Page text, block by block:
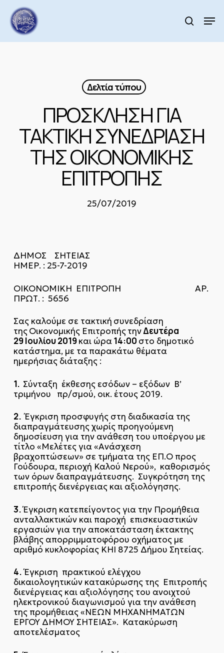
main
content
search
Δελτία τύπου
ΠΡΟΣΚΛΗΣΗ ΓΙΑ
ΤΑΚΤΙΚΗ ΣΥΝΕΔΡΙΑΣΗ
ΤΗΣ ΟΙΚΟΝΟΜΙΚΗΣ
ΕΠΙΤΡΟΠΗΣ
25/07/2019
ΔΗΜΟΣ ΣΗΤΕΙΑΣ
ΗΜΕΡ. : 25-7-2019
ΟΙΚΟΝΟΜΙΚΗ ΕΠΙΤΡΟΠΗ ΑΡ.
ΠΡΩΤ. : 5656
Σας καλούμε σε τακτική συνεδρίαση
τηςΟικονομικής ΕπιτροπήςτηνΔευτέρα
29Ιουλίου 2019και ώρα14:00 στο δημοτικό
κατάστημα, με τα παρακάτω θέματα
ημερήσιας διάταξης :
1. Σύνταξη έκθεσης εσόδων – εξόδων Β’
τριμήνου πρ/σμού, οικ. έτους 2019.
2.Έγκριση προσφυγής στη διαδικασία της
διαπραγμάτευσης χωρίς προηγούμενη
δημοσίευση για την ανάθεση του υποέργου με
τίτλο «Μελέτες για «Ανάσχεση
βραχοπτώσεων» σε τμήματα της ΕΠ.Ο προς
Γούδουρα, περιοχή Καλού Νερού», καθορισμός
των όρων διαπραγμάτευσης. Συγκρότηση της
επιτροπής διενέργειας και αξιολόγησης.
3.Έγκριση κατεπείγοντος για την Προμήθεια
ανταλλακτικών και παροχή επισκευαστικών
εργασιών για την αποκατάσταση έκτακτης
βλάβης απορριμματοφόρου οχήματος με
αριθμό κυκλοφορίας ΚΗΙ 8725 Δήμου Σητείας.
4.Έγκριση πρακτικού ελέγχου
δικαιολογητικών κατακύρωσης της Επιτροπής
διενέργειας και αξιολόγησης του ανοιχτού
ηλεκτρονικού διαγωνισμού για την ανάθεση
της προμήθειας «ΝΕΩΝ ΜΗΧΑΝΗΜΑΤΩΝ
ΕΡΓΟΥ ΔΗΜΟΥ ΣΗΤΕΙΑΣ». Κατακύρωση
αποτελέσματος
Menu